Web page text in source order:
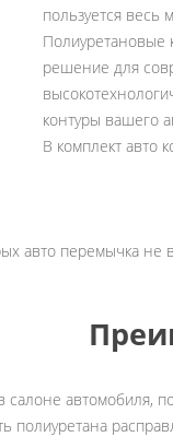
пользуется весь
Полиуретановые
решение для
контуры вашего
В комплект авто
авто перемычка не
салоне автомобиля,
полиуретана